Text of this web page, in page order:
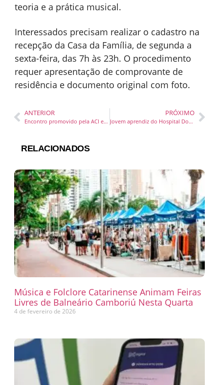
teoria e a prática musical.
Interessados precisam realizar o cadastro na
recepção da Casa da Família, de segunda a
sexta-feira, das 7h às 23h. O procedimento
requer apresentação de comprovante de
residência e documento original com foto.
ANTERIOR
Encontro promovido pela ACI e Maturi, discute o mercado de trabalho e empreendedorismo para os 50+
PRÓXIMO
Jovem aprendiz do Hospital Dona Helena conquista primeiro lugar no vestibular da Udesc
RELACIONADOS
Música e Folclore Catarinense Animam Feiras
Livres de Balneário Camboriú Nesta Quarta
4 de fevereiro de 2026